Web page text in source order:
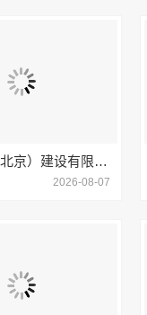
中蓝建投（北京）建设有限公司武功分公司厨房半包装修北欧风
2026-08-07